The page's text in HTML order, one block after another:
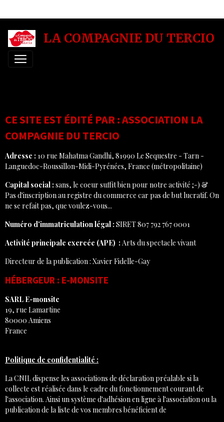
LA COMPAGNIE DU TERCIO
CE SITE EST ÉDITÉ PAR : ASSOCIATION LA
COMPAGNIE DU TERCIO
Adresse : 10 rue Mahatma Gandhi, 81990 Le Sequestre - Tarn -
Languedoc-Roussillon-Midi-Pyrénées, France (métropolitaine)
Capital social : sans, le coeur suffit bien pour notre activité ;-) &
Pas d'inscription au registre du commerce car pas de but lucratif. On
ne se refait pas, que voulez-vous...
Numéro d'immatriculation légal : SIRET 807 792 767 0001
Activité principale exercée (APE) : Arts du spectacle vivant
Directeur de la publication : Xavier Fidelle-Gay
HÉBERGEUR : E-MONSITE
SARL E-monsite
19, rue Lamartine
80000 Amiens
France
Politique de confidentialité :
La CNIL dispense les associations de déclaration préalable si la
collecte est réalisée dans le cadre du fonctionnement courant de
l'association. Ainsi un système d'adhésion en ligne à l'association ou la
publication de la liste de vos membres bénéficient de